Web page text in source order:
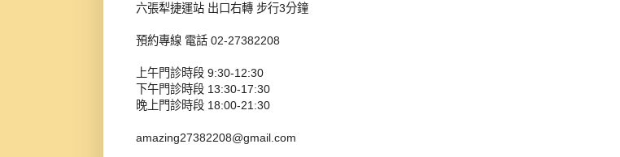
六張犁捷運站 出口右轉 步行3分鐘
預約專線 電話 02-27382208
上午門診時段 9:30-12:30
下午門診時段 13:30-17:30
晚上門診時段 18:00-21:30
amazing27382208@gmail.com